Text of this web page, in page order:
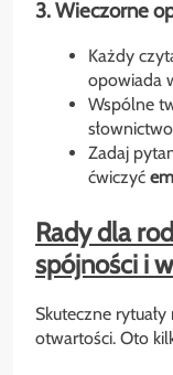
3. Wieczorne
Każdy
opowiada
Wspólne
Zadaj
ćwiczyć
Rady dla
spójności i
Skuteczne
otwartości. Oto